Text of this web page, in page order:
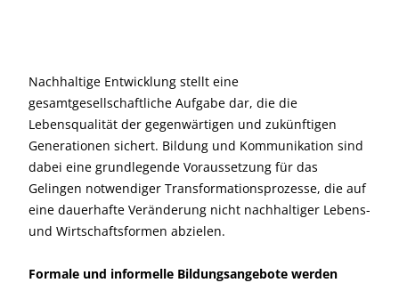
Nachhaltige Entwicklung stellt eine
gesamtgesellschaftliche Aufgabe dar, die die
Lebensqualität der gegenwärtigen und zukünftigen
Generationen sichert. Bildung und Kommunikation sind
dabei eine grundlegende Voraussetzung für das
Gelingen notwendiger Transformationsprozesse, die auf
eine dauerhafte Veränderung nicht nachhaltiger Lebens-
und Wirtschaftsformen abzielen.
Formale und informelle Bildungsangebote werden